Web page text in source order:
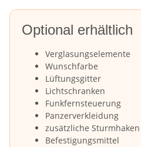
Optional erhältlich
Verglasungselemente
Wunschfarbe
Lüftungsgitter
Lichtschranken
Funkfernsteuerung
Panzerverkleidung
zusätzliche Sturmhaken
Befestigungsmittel